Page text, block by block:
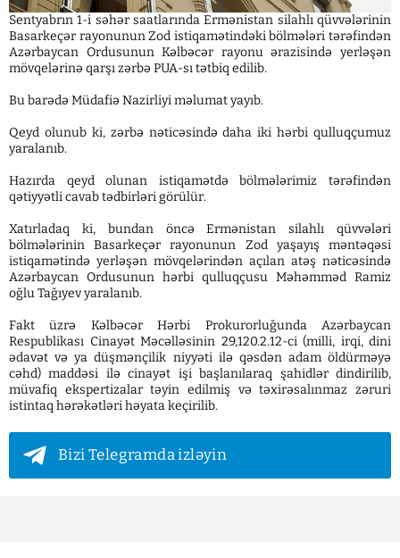
Sentyabrın 1-i səhər saatlarında Ermənistan silahlı qüvvələrinin
Basarkeçər rayonunun Zod istiqamətindəki bölmələri tərəfindən
Azərbaycan Ordusunun Kəlbəcər rayonu ərazisində yerləşən
mövqelərinə qarşı zərbə PUA-sı tətbiq edilib.
Bu barədə Müdafiə Nazirliyi məlumat yayıb.
Qeyd olunub ki, zərbə nəticəsində daha iki hərbi qulluqçumuz
yaralanıb.
Hazırda qeyd olunan istiqamətdə bölmələrimiz tərəfindən
qətiyyətli cavab tədbirləri görülür.
Xatırladaq ki, bundan öncə Ermənistan silahlı qüvvələri
bölmələrinin Basarkeçər rayonunun Zod yaşayış məntəqəsi
istiqamətində yerləşən mövqelərindən açılan atəş nəticəsində
Azərbaycan Ordusunun hərbi qulluqçusu Məhəmməd Ramiz
oğlu Tağıyev yaralanıb.
Fakt üzrə Kəlbəcər Hərbi Prokurorluğunda Azərbaycan
Respublikası Cinayət Məcəlləsinin 29,120.2.12-ci (milli, irqi, dini
ədavət və ya düşmənçilik niyyəti ilə qəsdən adam öldürməyə
cəhd) maddəsi ilə cinayət işi başlanılaraq şahidlər dindirilib,
müvafiq ekspertizalar təyin edilmiş və təxirəsalınmaz zəruri
istintaq hərəkətləri həyata keçirilib.
Bizi Telegramda izləyin